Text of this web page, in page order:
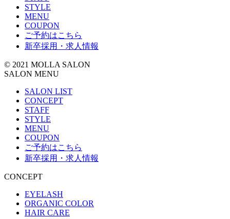
STYLE
MENU
COUPON
ご予約はこちら
新卒採用・求人情報
© 2021 MOLLA SALON
SALON MENU
SALON LIST
CONCEPT
STAFF
STYLE
MENU
COUPON
ご予約はこちら
新卒採用・求人情報
CONCEPT
EYELASH
ORGANIC COLOR
HAIR CARE